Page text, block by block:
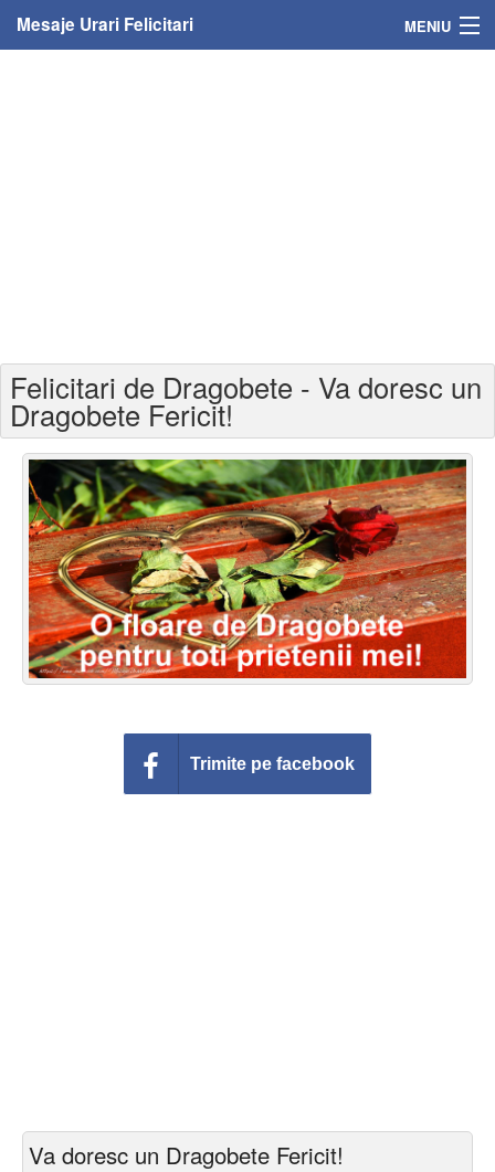
Mesaje Urari Felicitari MENIU
Felicitari varsta
Felicitari zilele anului
Felicitari zile saptamana
Felicitari muzicale
Felicitari muzicale personalizate
Felicitari animate
Conecteaza-te
Felicitari de Dragobete - Va doresc un
Dragobete Fericit!
Trimite pe facebook
Va doresc un Dragobete Fericit!